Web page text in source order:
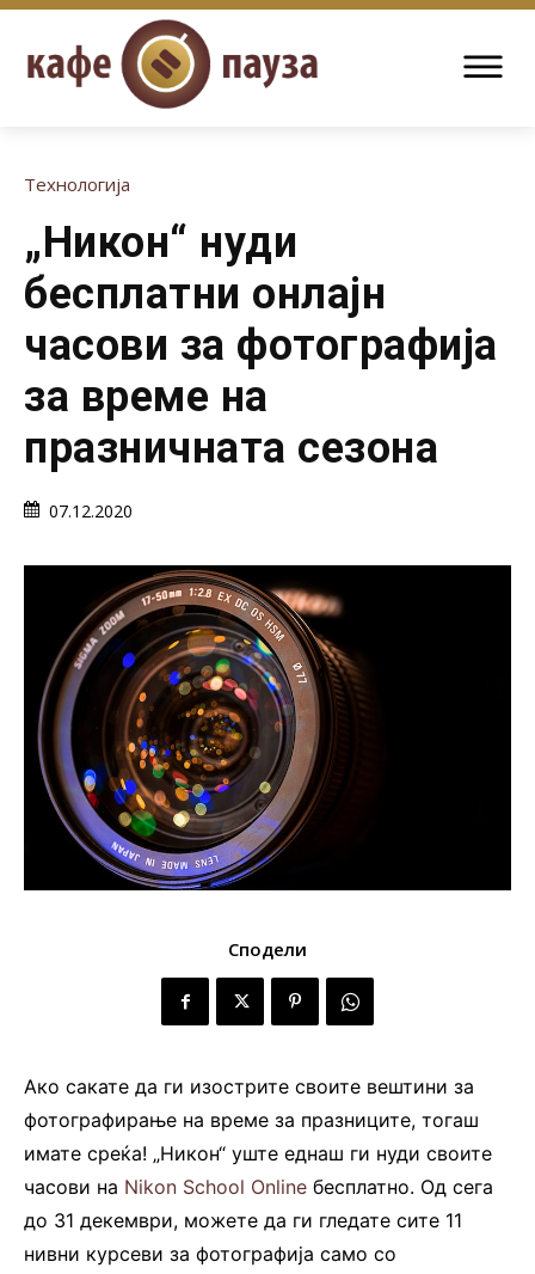
Технологија
„Никон“ нуди
бесплатни онлајн
часови за фотографија
за време на
празничната сезона
07.12.2020
Сподели
Ако сакате да ги изострите своите вештини за
фотографирање на време за празниците, тогаш
имате среќа! „Никон“ уште еднаш ги нуди своите
часови на Nikon School Online бесплатно. Од сега
до 31 декември, можете да ги гледате сите 11
нивни курсеви за фотографија само со